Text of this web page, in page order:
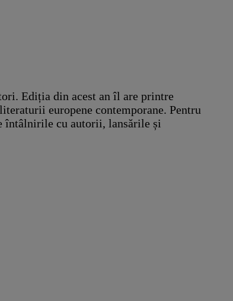
Ediția din acest an îl are printre
europene contemporane. Pentru
întâlnirile cu autorii, lansările și